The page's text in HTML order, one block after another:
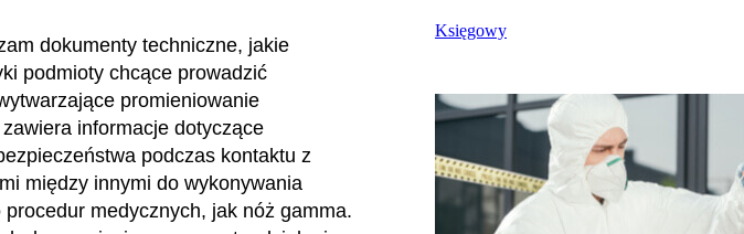
dokumenty techniczne, jakie
podmioty chcące prowadzić
promieniowanie
informacje dotyczące
podczas kontaktu z
między innymi do wykonywania
medycznych, jak nóż gamma.
Księgowy